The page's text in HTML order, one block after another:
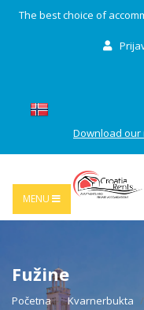
The best choice of
Download our
MENU
Fužine
Početna Kvarnerbukta